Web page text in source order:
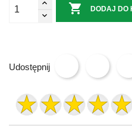
 DODAJ DO
Udostępnij